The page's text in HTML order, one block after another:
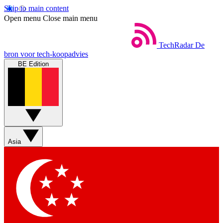
Skip to main content
Open menu Close main menu
TechRadar De
bron voor tech-koopadvies
BE Edition
Asia